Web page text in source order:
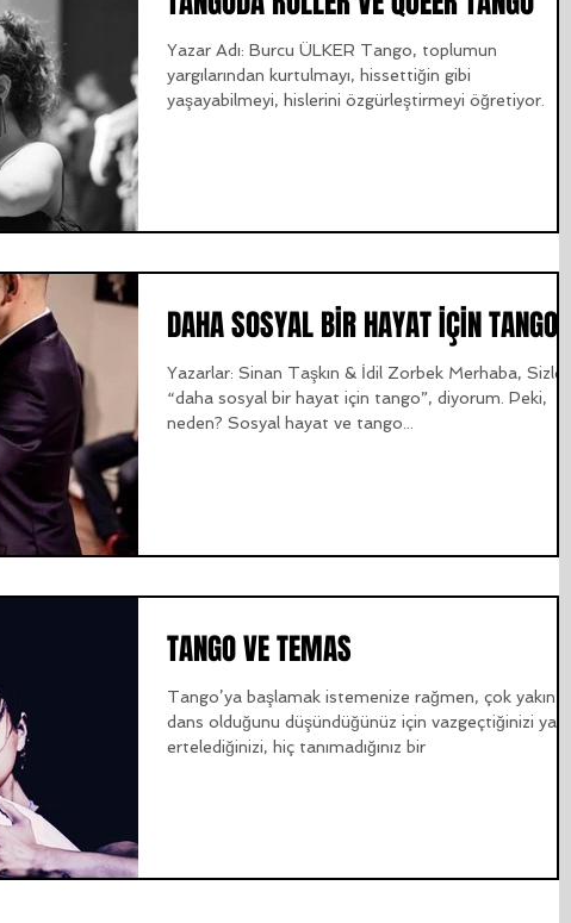
Yazar Adı: Burcu ÜLKER Tango, toplumun
yargılarından kurtulmayı, hissettiğin gibi
yaşayabilmeyi, hislerini özgürleştirmeyi öğretiyor.
DAHA SOSYAL BİR HAYAT İÇİN TANGO
Yazarlar: Sinan Taşkın & İdil Zorbek Merhaba, Sizlere
“daha sosyal bir hayat için tango”, diyorum. Peki,
neden? Sosyal hayat ve tango...
TANGO VE TEMAS
Tango’ya başlamak istemenize rağmen, çok yakın bir
dans olduğunu düşündüğünüz için vazgeçtiğinizi yada
ertelediğinizi, hiç tanımadığınız bir